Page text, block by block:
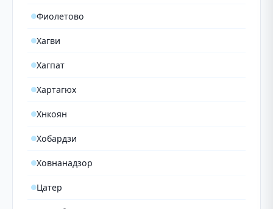
Фиолетово
Хагви
Хагпат
Хартагюх
Хнкоян
Хобардзи
Ховнанадзор
Цатер